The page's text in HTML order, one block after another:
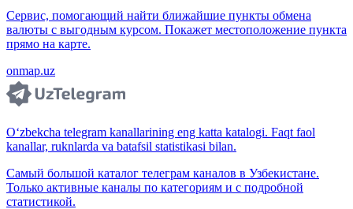
Сервис, помогающий найти ближайшие пункты обмена
валюты с выгодным курсом. Покажет местоположение пункта
прямо на карте.
onmap.uz
O‘zbekcha telegram kanallarining eng katta katalogi. Faqt faol
kanallar, ruknlarda va batafsil statistikasi bilan.
Самый большой каталог телеграм каналов в Узбекистане.
Только активные каналы по категориям и с подробной
статистикой.